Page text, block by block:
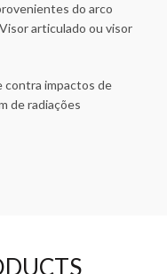
do arco
articulado ou visor
contra impactos de
de radiações